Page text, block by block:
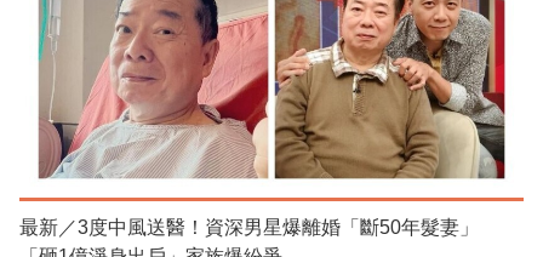
最新／3度中風送醫！資深男星爆離婚「斷50年髮妻」